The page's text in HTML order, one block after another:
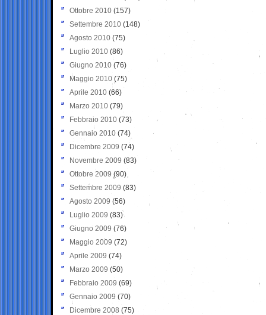
Ottobre 2010 (157)
Settembre 2010 (148)
Agosto 2010 (75)
Luglio 2010 (86)
Giugno 2010 (76)
Maggio 2010 (75)
Aprile 2010 (66)
Marzo 2010 (79)
Febbraio 2010 (73)
Gennaio 2010 (74)
Dicembre 2009 (74)
Novembre 2009 (83)
Ottobre 2009 (90)
Settembre 2009 (83)
Agosto 2009 (56)
Luglio 2009 (83)
Giugno 2009 (76)
Maggio 2009 (72)
Aprile 2009 (74)
Marzo 2009 (50)
Febbraio 2009 (69)
Gennaio 2009 (70)
Dicembre 2008 (75)